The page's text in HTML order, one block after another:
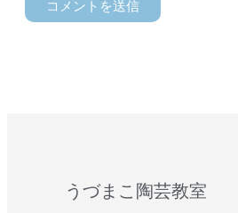
うづまこ陶芸教室